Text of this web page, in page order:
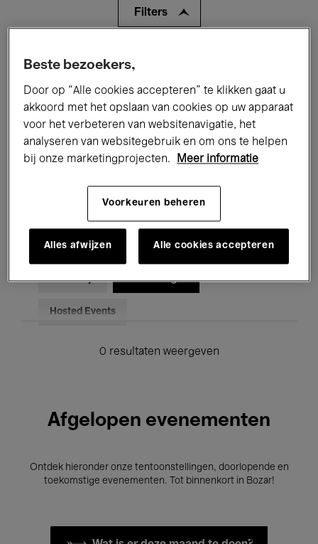
Filters
Alle evenementen
Tentoonstellingen Films
Performances Lezingen & Debatten
Jazz Klassieke Muziek Global Music
Elektronische Muziek
Voor iedereen Kids’ Palace
Onderwijs Rondleidingen
Hosted Events
0 resultaten weergeven
Afgelopen evenementen
Ontdek hieronder onze tentoonstellingen, doorlopende en
toekomstige evenementen. Tot binnenkort in Bozar!
Beste bezoekers,
Door op “Alle cookies accepteren” te klikken gaat u
akkoord met het opslaan van cookies op uw apparaat
voor het verbeteren van websitenavigatie, het
analyseren van websitegebruik en om ons te helpen
bij onze marketingprojecten.
Meer informatie
Voorkeuren beheren
Alles afwijzen Alle cookies accepteren